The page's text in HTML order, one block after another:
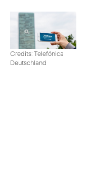
Credits: Telefónica
Deutschland